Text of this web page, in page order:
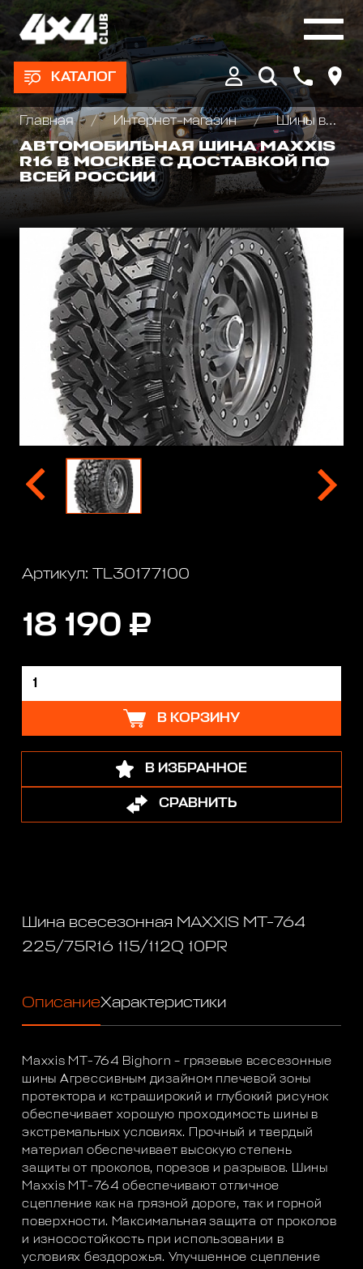
КАТАЛОГ
Главная Интернет-магазин
Шины всесезонные внедорожные
АВТОМОБИЛЬНАЯ ШИНА MAXXIS
R16 В МОСКВЕ С ДОСТАВКОЙ ПО
ВСЕЙ РОССИИ
Артикул: TL30177100
18 190 ₽
В КОРЗИНУ
В ИЗБРАННОЕ
СРАВНИТЬ
Шина всесезонная MAXXIS MT-764
225/75R16 115/112Q 10PR
ОписаниеХарактеристики
Maxxis MT-764 Bighorn – грязевые всесезонные
шины Агрессивным дизайном плечевой зоны
протектора и кстраширокий и глубокий рисунок
обеспечивает хорошую проходимость шины в
экстремальных условиях. Прочный и твердый
материал обеспечивает высокую степень
защиты от проколов, порезов и разрывов. Шины
Maxxis MT-764 обеспечивают отличное
сцепление как на грязной дороге, так и горной
поверхности. Максимальная защита от проколов
и износостойкость при использовании в
условиях бездорожья. Улучшенное сцепление